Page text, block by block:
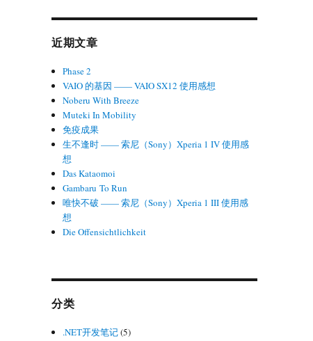
近期文章
Phase 2
VAIO 的基因 —— VAIO SX12 使用感想
Noberu With Breeze
Muteki In Mobility
免疫成果
生不逢时 —— 索尼（Sony）Xperia 1 IV 使用感
想
Das Kataomoi
Gambaru To Run
唯快不破 —— 索尼（Sony）Xperia 1 III 使用感
想
Die Offensichtlichkeit
分类
.NET开发笔记(5)